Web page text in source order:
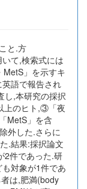
と.方
て,検索式には
MetS」を示すキ
語で報告され
し,本研究の採択
上のヒト,③「夜
MetS」を含
外した.さらに
.結果:採択論文
2件であった.研
対象が1件であ
は,肥満(body